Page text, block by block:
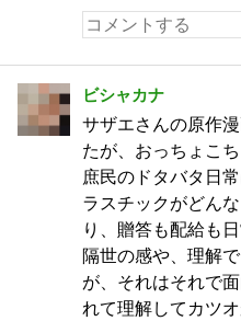
ビシャカナ
サザエさんの原作
たが、おっちょこ
庶民のドタバタ日
ラスチックがどん
り、贈答も配給も
隔世の感や、理解
が、それはそれで
れて理解してカツ